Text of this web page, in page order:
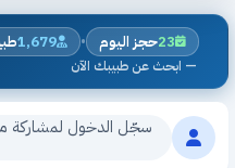
23حجز اليوم •
1,679
— ابحث عن طبيبك الآن
سجّل الدخول لمشاركة